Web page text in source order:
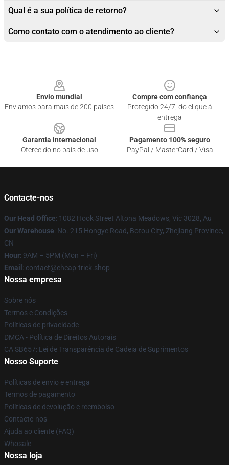
Qual é a sua política de retorno?
Como contato com o atendimento ao cliente?
Envio mundial
Enviamos para mais de 200 países
Compre com confiança
Protegido 24/7, do clique à
entrega
Garantia internacional
Oferecido no país de uso
Pagamento 100% seguro
PayPal / MasterCard / Visa
Contacte-nos
Our Head Office: 1082 Hook Street Altona Meadows, Vic 3028, Au
Our Warehouse: No. 215 Hongye Road, Botou City, Zhejiang Province,
CN
Hour: 9AM – 5PM (Mon – Fri)
Email : contact@cheap-trick.shop
Nossa empresa
Sobre nós
Termos e Condições
Políticas de privacidade
DMCA - Política de Direitos Autorais
CA SB657: Lei de Transparência de Cadeia de Suprimentos
Nosso Suporte
Políticas de envio e entrega
Termos de pagamento
Políticas de devolução e reembolso
Contacte-nos
Ajuda ao cliente (FAQ)
Whosale
Nossa loja